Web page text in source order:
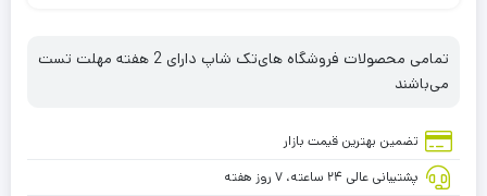
تمامی محصولات فروشگاه های‌تک شاپ دارای 2 هفته مهلت تست
می‌باشند
تضمین بهترین قیمت بازار
پشتیبانی عالی ۲۴ ساعته، ۷ روز هفته